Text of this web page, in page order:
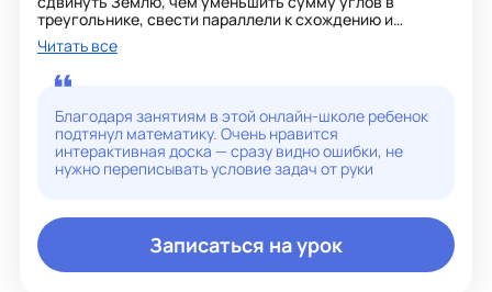
треугольнике, свести параллели к схождению и
раздвинуть перпендикуляры к прямой на расхождение.
(В.Ф. Каган)
Основные учебники, по которым провожу занятия:
*под ред. М.И.Сканави СБОРНИК ЗАДАЧ ПО
МАТЕМАТИКЕ ДЛЯ ПОСТУПАЮЩИХ ВО ВТУЗЫ
*Математика. Пособие для подготовки к экзамену и
централизованному тестированию за курс средней
школы
Уроки строятся с ориентацией на практическое
применение знаний и развитие аналитического
мышления.
Читать все
Благодаря занятиям в этой онлайн-школе ребенок
подтянул математику. Очень нравится
интерактивная доска — сразу видно ошибки, не
нужно переписывать условие задач от руки
Записаться на урок